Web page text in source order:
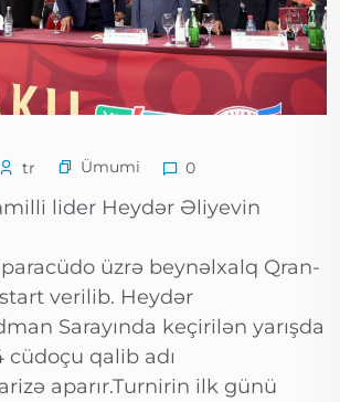
tr Ümumi 0
lider Heydər Əliyevin
üzrə beynəlxalq Qran-
start verilib. Heydər
Sarayında keçirilən yarışda
cüdoçu qalib adı
aparır.Turnirin ilk günü